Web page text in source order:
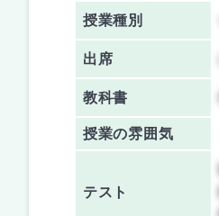
授業種別
出席
教科書
授業の雰囲気
テスト